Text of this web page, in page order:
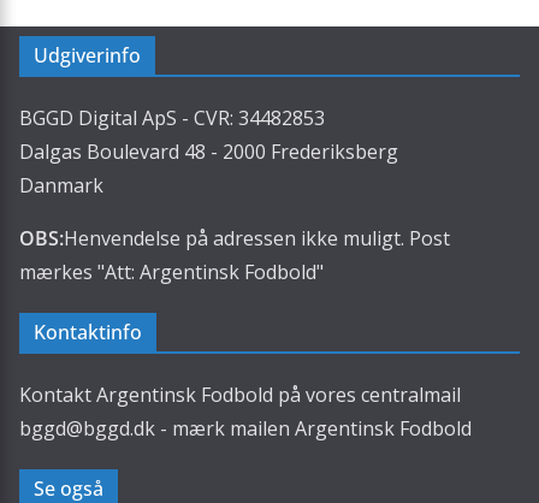
Udgiverinfo
BGGD Digital ApS - CVR: 34482853
Dalgas Boulevard 48 - 2000 Frederiksberg
Danmark
OBS:Henvendelse på adressen ikke muligt. Post
mærkes "Att: Argentinsk Fodbold"
Kontaktinfo
Kontakt Argentinsk Fodbold på vores centralmail
bggd@bggd.dk - mærk mailen Argentinsk Fodbold
Se også